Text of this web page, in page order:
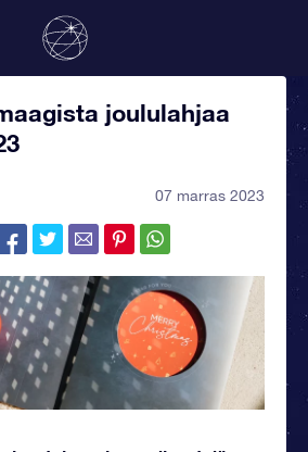
joululahjaa
07 marras 2023